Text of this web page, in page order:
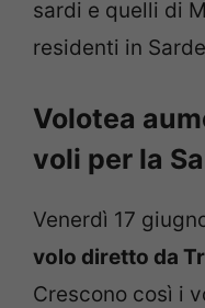
sardi e quelli di
residenti in
Volotea
voli per la
Venerdì 17
volo diretto da
Crescono così i